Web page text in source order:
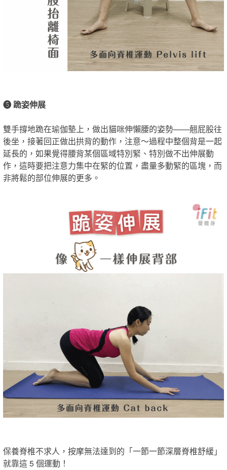
❺ 跪姿伸展
雙手撐地跪在瑜伽墊上，做出貓咪伸懶腰的姿勢——翹屁股往
後坐，接著回正做出拱背的動作，注意～過程中整個背是一起
延長的，如果覺得腰背某個區域特別緊、特別做不出伸展動
作，這時要把注意力集中在緊的位置，盡量多動緊的區塊，而
非將鬆的部位伸展的更多。
保養脊椎不求人，按摩無法達到的「一節一節深層脊椎舒緩」
就靠這 5 個運動！